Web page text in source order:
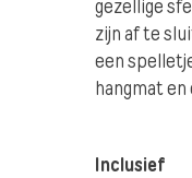
gezellige
zijn af te
een
hangmat
Inclusief